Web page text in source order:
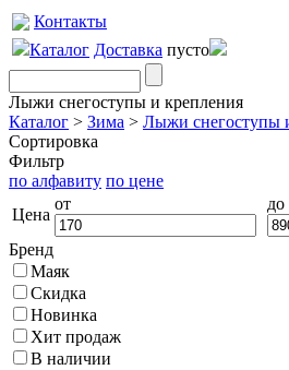
Контакты
Каталог Доставка пусто
Лыжи снегоступы и крепления
Каталог > Зима > Лыжи снегоступы
Сортировка
Фильтр
по алфавиту по цене
Цена
от до
Бренд
Маяк
Скидка
Новинка
Хит продаж
В наличии